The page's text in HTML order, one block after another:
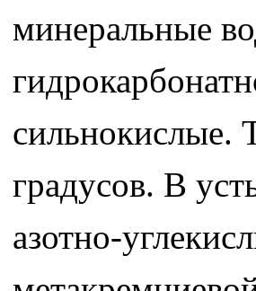
минеральные
сильнокислые.
градусов. В
азотно-